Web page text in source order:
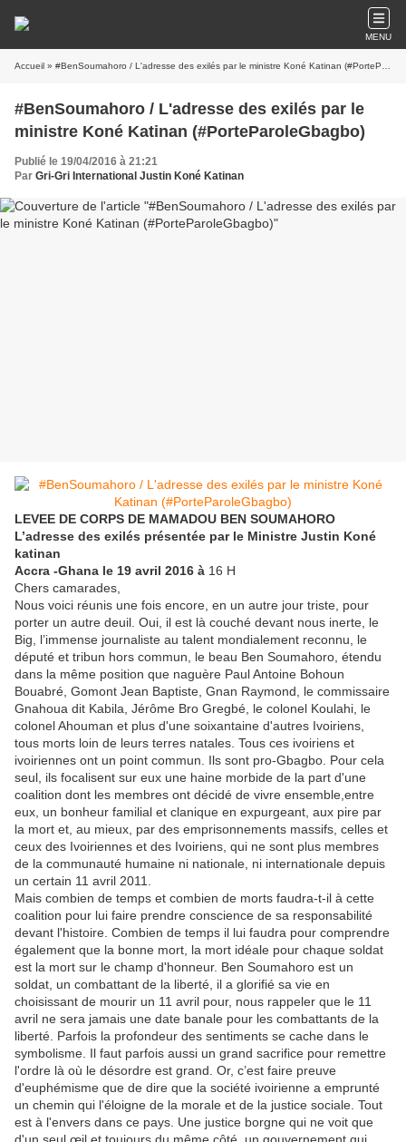
MENU
Accueil » #BenSoumahoro / L'adresse des exilés par le ministre Koné Katinan (#PorteParoleGbagbo)
#BenSoumahoro / L'adresse des exilés par le
ministre Koné Katinan (#PorteParoleGbagbo)
Publié le 19/04/2016 à 21:21
Par Gri-Gri International Justin Koné Katinan
LEVEE DE CORPS DE MAMADOU BEN SOUMAHORO
L’adresse des exilés présentée par le Ministre Justin Koné
katinan
Accra -Ghana le 19 avril 2016 à 16 H
Chers camarades,
Nous voici réunis une fois encore, en un autre jour triste, pour
porter un autre deuil. Oui, il est là couché devant nous inerte, le
Big, l’immense journaliste au talent mondialement reconnu, le
député et tribun hors commun, le beau Ben Soumahoro, étendu
dans la même position que naguère Paul Antoine Bohoun
Bouabré, Gomont Jean Baptiste, Gnan Raymond, le commissaire
Gnahoua dit Kabila, Jérôme Bro Gregbé, le colonel Koulahi, le
colonel Ahouman et plus d'une soixantaine d'autres Ivoiriens,
tous morts loin de leurs terres natales. Tous ces ivoiriens et
ivoiriennes ont un point commun. Ils sont pro-Gbagbo. Pour cela
seul, ils focalisent sur eux une haine morbide de la part d'une
coalition dont les membres ont décidé de vivre ensemble,entre
eux, un bonheur familial et clanique en expurgeant, aux pire par
la mort et, au mieux, par des emprisonnements massifs, celles et
ceux des Ivoiriennes et des Ivoiriens, qui ne sont plus membres
de la communauté humaine ni nationale, ni internationale depuis
un certain 11 avril 2011.
Mais combien de temps et combien de morts faudra-t-il à cette
coalition pour lui faire prendre conscience de sa responsabilité
devant l'histoire. Combien de temps il lui faudra pour comprendre
également que la bonne mort, la mort idéale pour chaque soldat
est la mort sur le champ d'honneur. Ben Soumahoro est un
soldat, un combattant de la liberté, il a glorifié sa vie en
choisissant de mourir un 11 avril pour, nous rappeler que le 11
avril ne sera jamais une date banale pour les combattants de la
liberté. Parfois la profondeur des sentiments se cache dans le
symbolisme. Il faut parfois aussi un grand sacrifice pour remettre
l'ordre là où le désordre est grand. Or, c’est faire preuve
d'euphémisme que de dire que la société ivoirienne a emprunté
un chemin qui l'éloigne de la morale et de la justice sociale. Tout
est à l'envers dans ce pays. Une justice borgne qui ne voit que